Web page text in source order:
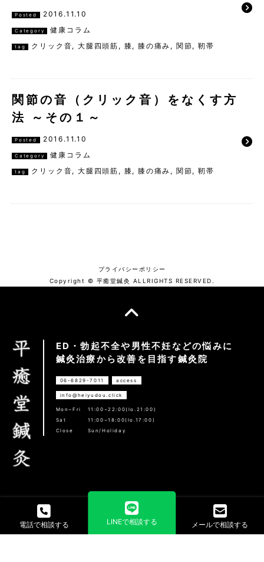
Posted 2016.11.10
Category 健康コラム
tag クリック音,大腿四頭筋 , 膝, 膝の痛み , 関節,靭帯
関節の音（クリック音）をなくす方
法 ～その１～
Posted 2016.11.10
Category 健康コラム
tag クリック音,大腿四頭筋 , 膝, 膝の痛み , 関節,靭帯
プライバシーポリシー
Copyright © 平癒堂鍼灸 ALLRIGHTS RESERVED.
ED・勃起不全や男性不妊などの悩みに
鍼灸治療から改善を目指す鍼灸院
06-6829-7011 access
info@heiyudou.click
Mon~Fri
11:00~22:00(lo.21:00)
Sat
11:00~18:00(lo.17:00)
Close
Sun/Holiday
電話で相談する LINEで相談する メールで相談する